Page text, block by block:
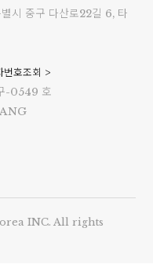
시 중구 다산로22길 6, 타
번호조회 >
-0549 호
INC. All rights